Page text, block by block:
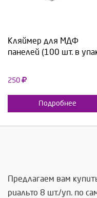
Кляймер для МДФ
панелей (100 шт. в
250
Подробнее
Предлагаем вам
риальто 8 шт./уп. по